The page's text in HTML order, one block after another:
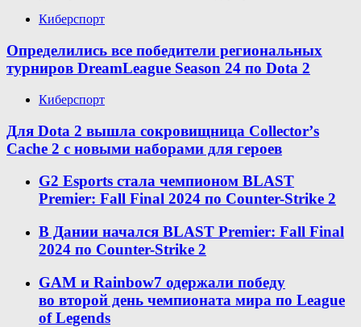
Киберспорт
Определились все победители региональных
турниров DreamLeague Season 24 по Dota 2
Киберспорт
Для Dota 2 вышла сокровищница Collectorʼs
Cache 2 с новыми наборами для героев
G2 Esports стала чемпионом BLAST
Premier: Fall Final 2024 по Counter-Strike 2
В Дании начался BLAST Premier: Fall Final
2024 по Counter-Strike 2
GAM и Rainbow7 одержали победу
во второй день чемпионата мира по League
of Legends